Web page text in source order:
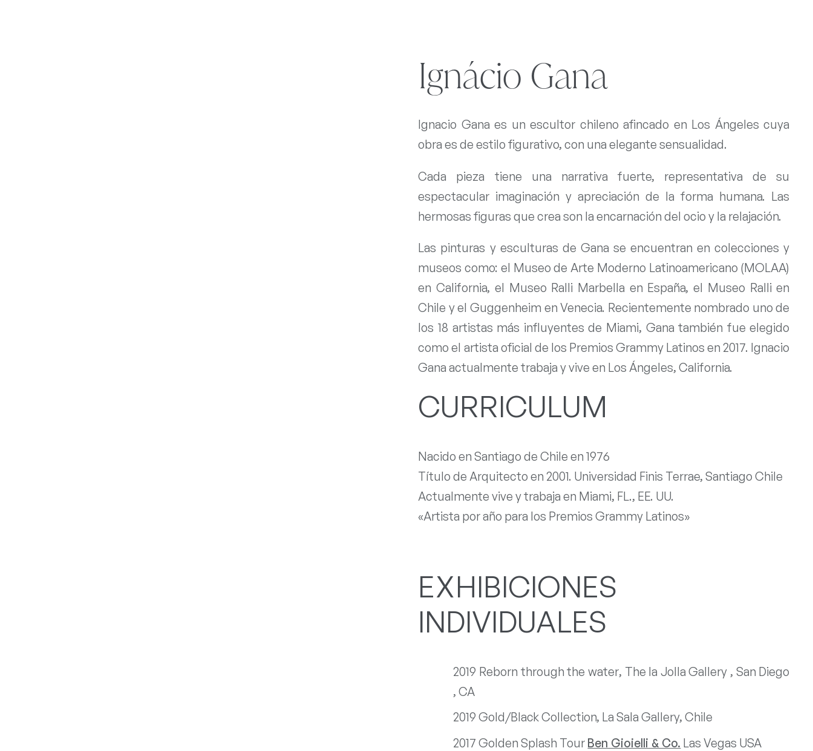
Ignácio Gana
Ignacio Gana es un escultor chileno afincado en Los Ángeles cuya
obra es de estilo figurativo, con una elegante sensualidad.
Cada pieza tiene una narrativa fuerte, representativa de su
espectacular imaginación y apreciación de la forma humana. Las
hermosas figuras que crea son la encarnación del ocio y la relajación.
Las pinturas y esculturas de Gana se encuentran en colecciones y
museos como: el Museo de Arte Moderno Latinoamericano (MOLAA)
en California, el Museo Ralli Marbella en España, el Museo Ralli en
Chile y el Guggenheim en Venecia. Recientemente nombrado uno de
los 18 artistas más influyentes de Miami, Gana también fue elegido
como el artista oficial de los Premios Grammy Latinos en 2017. Ignacio
Gana actualmente trabaja y vive en Los Ángeles, California.
CURRICULUM
Nacido en Santiago de Chile en 1976
Título de Arquitecto en 2001. Universidad Finis Terrae, Santiago Chile
Actualmente vive y trabaja en Miami, FL., EE. UU.
«Artista por año para los Premios Grammy Latinos»
EXHIBICIONES
INDIVIDUALES
2019 Reborn through the water, The la Jolla Gallery , San Diego
, CA
2019 Gold/Black Collection, La Sala Gallery, Chile
2017 Golden Splash Tour Ben Gioielli & Co. Las Vegas USA